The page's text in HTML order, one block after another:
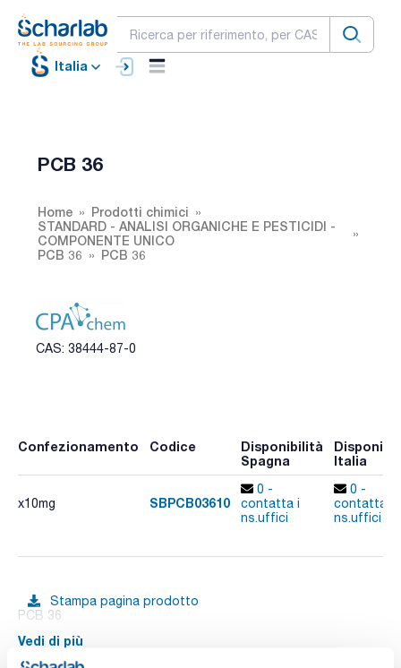
Italia
PCB 36
Home
Prodotti chimici
STANDARD - ANALISI ORGANICHE E PESTICIDI -
COMPONENTE UNICO
PCB 36
PCB 36
CAS: 38444-87-0
Confezionamento Codice
Disponibilità
Spagna
Italia
x10mg SBPCB03610
0 -
contatta i
ns.uffici
0 -
contatta i
ns.uffici
Stampa pagina prodotto
PCB 36
Vedi di più